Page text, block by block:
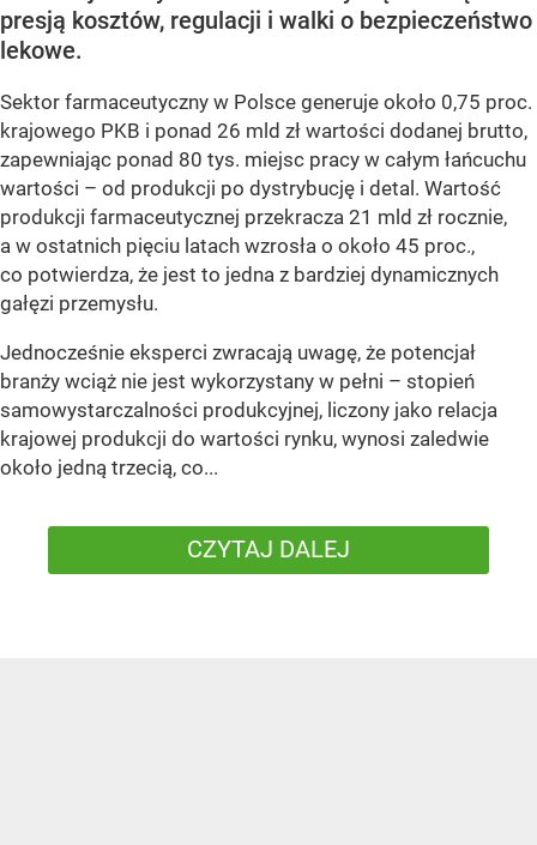
presją kosztów, regulacji i walki o bezpieczeństwo
lekowe.
Sektor farmaceutyczny w Polsce generuje około 0,75 proc.
krajowego PKB i ponad 26 mld zł wartości dodanej brutto,
zapewniając ponad 80 tys. miejsc pracy w całym łańcuchu
wartości – od produkcji po dystrybucję i detal. Wartość
produkcji farmaceutycznej przekracza 21 mld zł rocznie,
a w ostatnich pięciu latach wzrosła o około 45 proc.,
co potwierdza, że jest to jedna z bardziej dynamicznych
gałęzi przemysłu.
Jednocześnie eksperci zwracają uwagę, że potencjał
branży wciąż nie jest wykorzystany w pełni – stopień
samowystarczalności produkcyjnej, liczony jako relacja
krajowej produkcji do wartości rynku, wynosi zaledwie
około jedną trzecią, co...
CZYTAJ DALEJ